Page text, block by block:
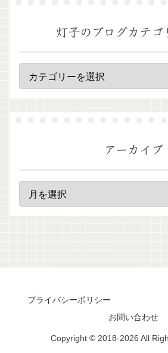
灯子のブログカテゴ
アーカイブ
プライバシーポリシー
お問い合わせ
Copyright © 2018-2026 All